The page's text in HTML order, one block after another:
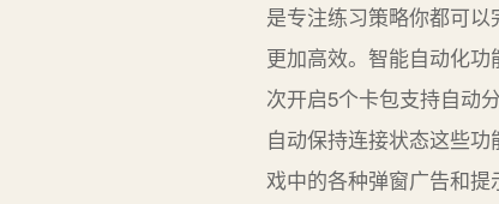
是专注练习策略你都可
更加高效。智能自动化
次开启5个卡包支持自动
自动保持连接状态这些
戏中的各种弹窗广告和